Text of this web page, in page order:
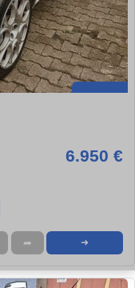
6.950 €
➦ ➜